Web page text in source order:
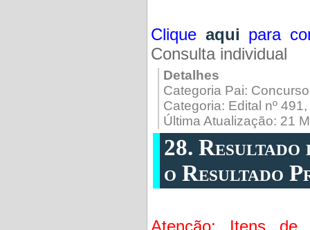
Clique aqui para
Consulta individual
Detalhes
Categoria Pai:
Categoria: Edital nº
Última Atualização: 21
28.
o Resultado
Atenção: Itens de